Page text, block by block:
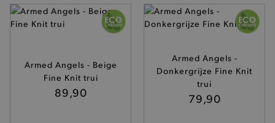
Armed Angels - Beige
Fine Knit trui
89,90
Armed Angels -
Donkergrijze Fine Knit
trui
79,90
De strikt noodzakelijke cookies verbeteren jouw
smulervaring op de site en zorgen ervoor dat de
site op een correcte manier wordt verorberd. De
analytische en functionele cookies vullen hun
Naam
Provider/Domein
product-added-modal